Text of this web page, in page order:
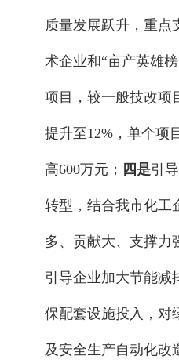
质量发展跃升，重点
术企业和“亩产英雄
项目，较一般技改项
提升至12%，单个项
高600万元； 四是引
转型，结合我市化工
多、贡献大、支撑力
引导企业加大节能减
保配套设施投入，对
及安全生产自动化改